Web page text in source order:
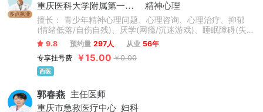
多点执业
重庆医科大学附属第一医院
精神心理
擅长： 青少年精神心理问题、心理咨询、心理治疗、抑郁
(情绪低落/自伤自残)、厌学(网瘾/沉迷游戏)、睡眠障碍(失
眠)、精神分裂(精神障碍)、强迫症等，焦虑症、老年期精神
病、精神药物的合理使用、戒酒/酒精依赖、神经衰弱、植物
神经紊乱、恐惧症、强迫症、躁狂症、双向情感障碍、儿童
多动症、抽动症、孤独症、自闭症等。
9.8 预约量 297人 从业 56年
专享挂号费
￥15.00 ￥0.00
西医
郭春燕 主任医师
重庆市急救医疗中心 妇科